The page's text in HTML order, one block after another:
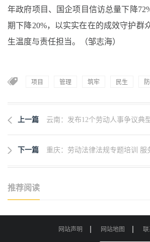
年政府项目、国企项目信访总量下降
期下降20%，以实实在在的成效守护群
生温度与责任担当。（邹志海）
项目 管理 筑牢 民生
上一篇 云南：发布12个劳动人事争议典
下一篇 重庆：劳动法律法规专题培训 服
推荐阅读
网站声明 网站地图 联